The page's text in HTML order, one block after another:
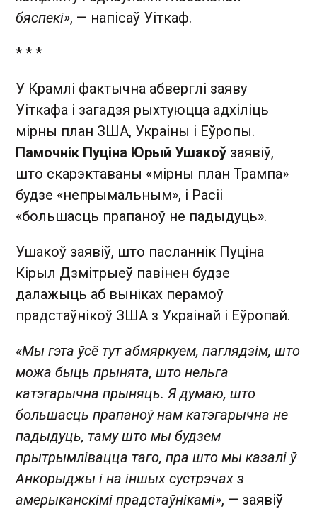
бяспекі», — напісаў Уіткаф.
* * *
У Крамлі фактычна абверглі заяву
Уіткафа і загадзя рыхтуюцца адхіліць
мірны план ЗША, Украіны і Еўропы.
Памочнік Пуціна Юрый Ушакоў заявіў,
што скарэктаваны «мірны план Трампа»
будзе «непрымальным», і Расіі
«большасць прапаноў не падыдуць».
Ушакоў заявіў, што пасланнік Пуціна
Кірыл Дзмітрыеў павінен будзе
далажыць аб выніках перамоў
прадстаўнікоў ЗША з Украінай і Еўропай.
«Мы гэта ўсё тут абмяркуем, паглядзім, што
можа быць прынята, што нельга
катэгарычна прыняць. Я думаю, што
большасць прапаноў нам катэгарычна не
падыдуць, таму што мы будзем
прытрымлівацца таго, пра што мы казалі ў
Анкорыджы і на іншых сустрэчах з
амерыканскімі прадстаўнікамі», — заявіў